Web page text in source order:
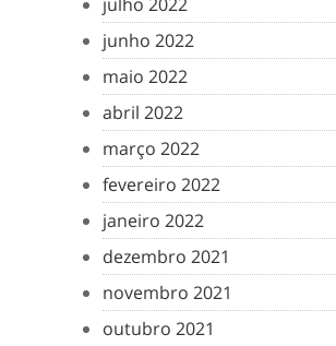
junho 2022
maio 2022
abril 2022
março 2022
fevereiro 2022
janeiro 2022
dezembro 2021
novembro 2021
outubro 2021